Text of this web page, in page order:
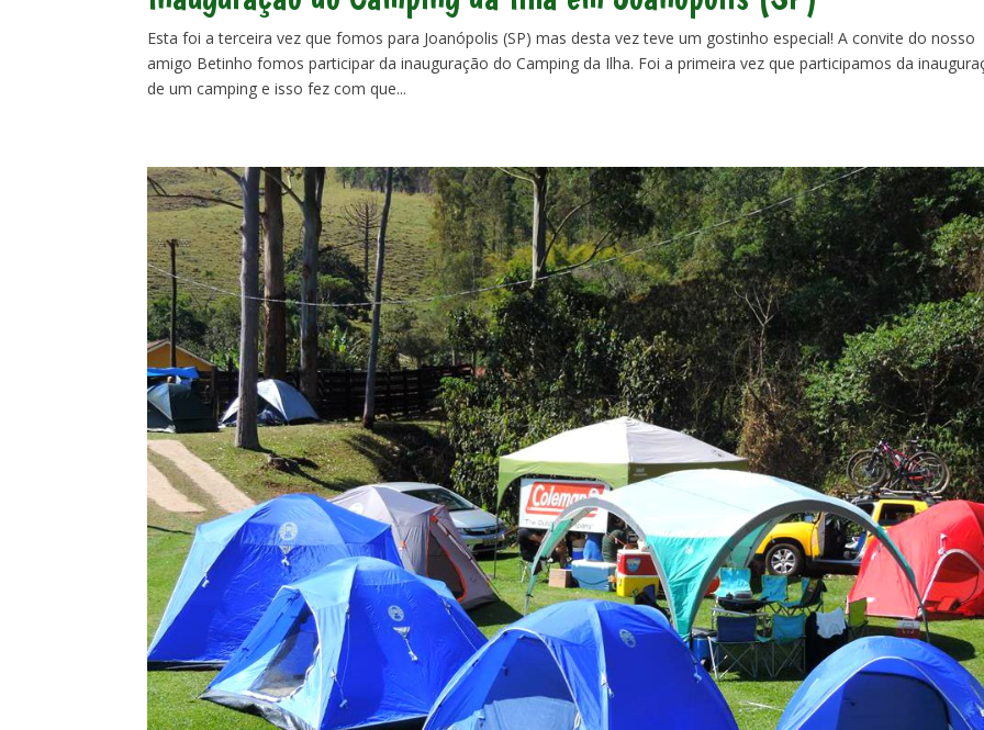
Esta foi a terceira vez que fomos para Joanópolis (SP) mas desta vez teve um gostinho especial! A convite do nosso
amigo Betinho fomos participar da inauguração do Camping da Ilha. Foi a primeira vez que participamos da
de um camping e isso fez com que...